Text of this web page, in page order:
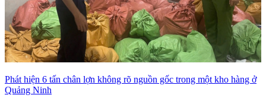
Phát hiện 6 tấn chân lợn không rõ nguồn gốc trong một kho hàng ở
Quảng Ninh